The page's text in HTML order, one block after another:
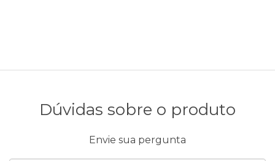
Dúvidas sobre o produto
Envie sua pergunta